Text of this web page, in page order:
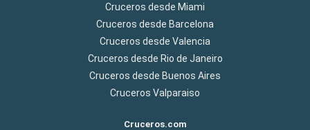
Cruceros desde Miami
Cruceros desde Barcelona
Cruceros desde Valencia
Cruceros desde Rio de Janeiro
Cruceros desde Buenos Aires
Cruceros Valparaiso
Cruceros.com